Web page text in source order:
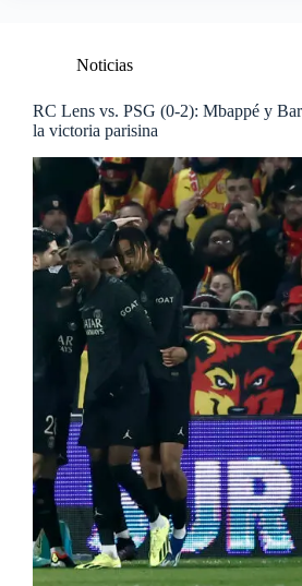
Noticias
RC Lens vs. PSG (0-2): Mbappé y
la victoria parisina